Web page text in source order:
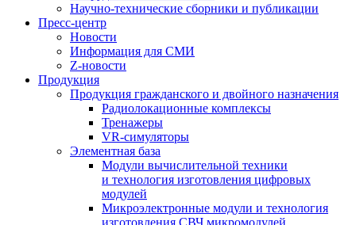
Научно-технические сборники и публикации
Пресс-центр
Новости
Информация для СМИ
Z-новости
Продукция
Продукция гражданского и двойного назначения
Радиолокационные комплексы
Тренажеры
VR-симуляторы
Элементная база
Модули вычислительной техники
и технология изготовления цифровых
модулей
Микроэлектронные модули и технология
изготовления СВЧ микромодулей